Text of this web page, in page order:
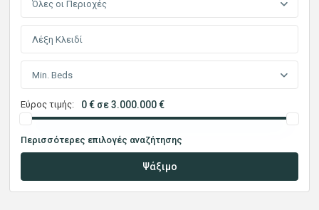
Όλες οι Περιοχές
Min. Beds
Εύρος τιμής: 0 € σε 3.000.000 €
Περισσότερες επιλογές αναζήτησης
Ψάξιμο